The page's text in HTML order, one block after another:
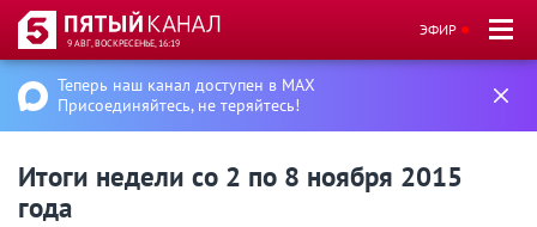
9 АВГ, ВОСКРЕСЕНЬЕ, 16:19
ЭФИР
Теперь наш канал доступен в MAX
Присоединяйтесь, не теряйтесь!
Итоги недели со 2 по 8 ноября 2015
года